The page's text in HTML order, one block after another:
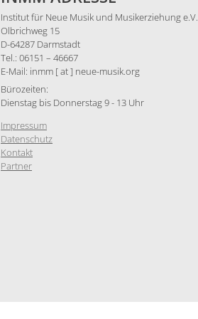
Institut für Neue Musik und Musikerziehung e.V.
Olbrichweg 15
D-64287 Darmstadt
Tel.: 06151 – 46667
E-Mail: inmm [ at ] neue-musik.org
Bürozeiten:
Dienstag bis Donnerstag 9 - 13 Uhr
Impressum
Datenschutz
Kontakt
Partner